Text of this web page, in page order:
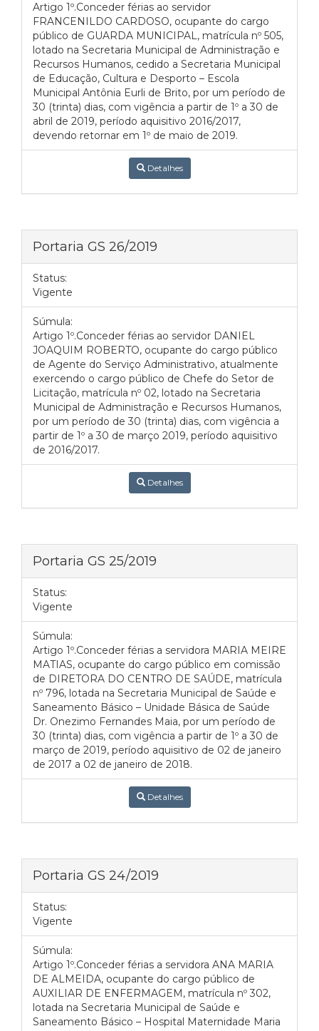
Artigo 1º.Conceder férias ao servidor
FRANCENILDO CARDOSO, ocupante do cargo
público de GUARDA MUNICIPAL, matrícula nº 505,
lotado na Secretaria Municipal de Administração e
Recursos Humanos, cedido a Secretaria Municipal
de Educação, Cultura e Desporto – Escola
Municipal Antônia Eurli de Brito, por um período de
30 (trinta) dias, com vigência a partir de 1º a 30 de
abril de 2019, período aquisitivo 2016/2017,
devendo retornar em 1º de maio de 2019.
Detalhes
Portaria GS 26/2019
Status:
Vigente
Súmula:
Artigo 1º.Conceder férias ao servidor DANIEL
JOAQUIM ROBERTO, ocupante do cargo público
de Agente do Serviço Administrativo, atualmente
exercendo o cargo público de Chefe do Setor de
Licitação, matrícula nº 02, lotado na Secretaria
Municipal de Administração e Recursos Humanos,
por um período de 30 (trinta) dias, com vigência a
partir de 1º a 30 de março 2019, período aquisitivo
de 2016/2017.
Detalhes
Portaria GS 25/2019
Status:
Vigente
Súmula:
Artigo 1º.Conceder férias a servidora MARIA MEIRE
MATIAS, ocupante do cargo público em comissão
de DIRETORA DO CENTRO DE SAÚDE, matrícula
nº 796, lotada na Secretaria Municipal de Saúde e
Saneamento Básico – Unidade Básica de Saúde
Dr. Onezimo Fernandes Maia, por um período de
30 (trinta) dias, com vigência a partir de 1º a 30 de
março de 2019, período aquisitivo de 02 de janeiro
de 2017 a 02 de janeiro de 2018.
Detalhes
Portaria GS 24/2019
Status:
Vigente
Súmula:
Artigo 1º.Conceder férias a servidora ANA MARIA
DE ALMEIDA, ocupante do cargo público de
AUXILIAR DE ENFERMAGEM, matrícula nº 302,
lotada na Secretaria Municipal de Saúde e
Saneamento Básico – Hospital Maternidade Maria